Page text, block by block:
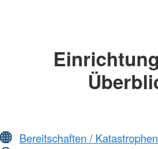
Bereitschaften /